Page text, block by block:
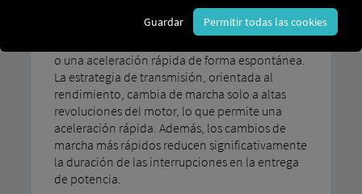
Nuestro programa de conducción MAN TipMatic
El rendimiento garantiza una conducción
o una aceleración rápida de forma espontánea.
La estrategia de transmisión, orientada al
rendimiento, cambia de marcha solo a altas
revoluciones del motor, lo que permite una
aceleración rápida. Además, los cambios de
marcha más rápidos reducen significativamente
la duración de las interrupciones en la entrega
de potencia.
Guardar Permitir todas las cookies